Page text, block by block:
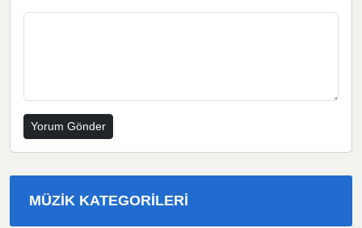
MÜZIK KATEGORILERI